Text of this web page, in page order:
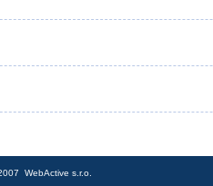
WebActive s.r.o.